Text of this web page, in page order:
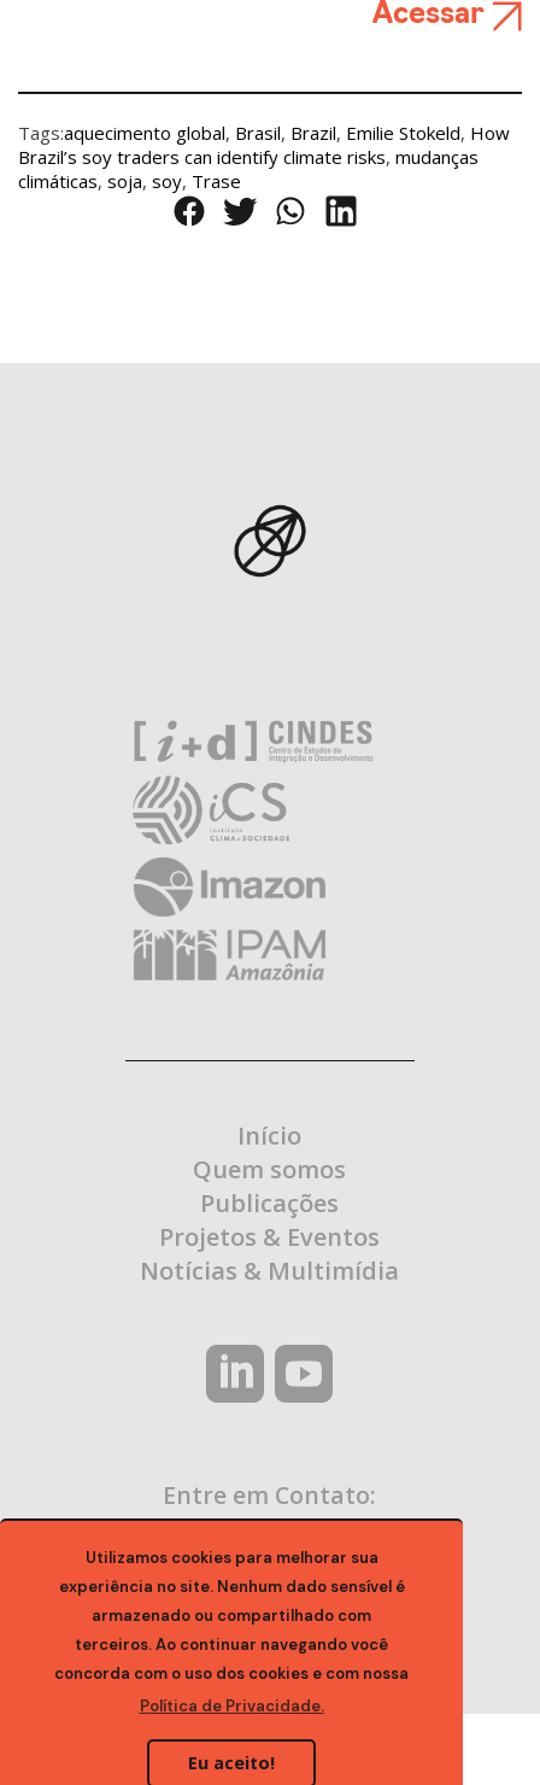
Utilizamos cookies para melhorar sua
experiência no site. Nenhum dado sensível é
armazenado ou compartilhado com
terceiros. Ao continuar navegando você
concorda com o uso dos cookies e com nossa
Política de Privacidade.
Eu aceito!
Acessar
Tags:aquecimento global, Brasil, Brazil, Emilie Stokeld, How
Brazil’s soy traders can identify climate risks, mudanças
climáticas, soja, soy, Trase
Início
Quem somos
Publicações
Projetos & Eventos
Notícias & Multimídia
Entre em Contato: